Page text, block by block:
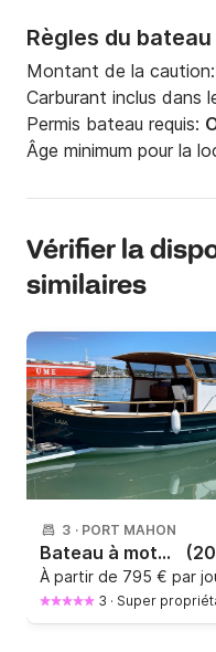
Règles du bateau
Montant de la caution:
Carburant inclus dans
Permis bateau requis:
Âge minimum pour la
Vérifier la
similaires
3 · PORT MAHON
Bateau à moteur Llaut Menorquin Capeador Tuto Menorquina 280cv
À partir de 795 € par
3 · Super